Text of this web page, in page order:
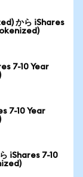
から iShares
7-10 Year
7-10 Year
iShares 7-10